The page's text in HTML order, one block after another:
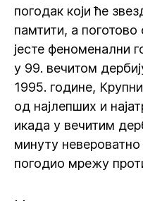
погодак који ће
памтити, а поготово
јесте феноменални
у 99. вечитом
1995. године,
од најлепших и
икада у вечитим
минуту
погодио мрежу